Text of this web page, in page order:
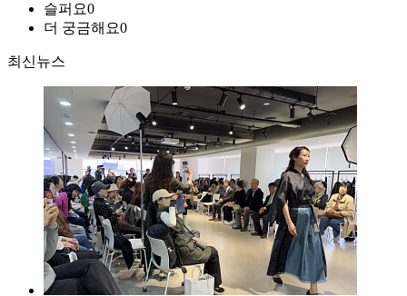
슬퍼요0
더 궁금해요0
최신뉴스